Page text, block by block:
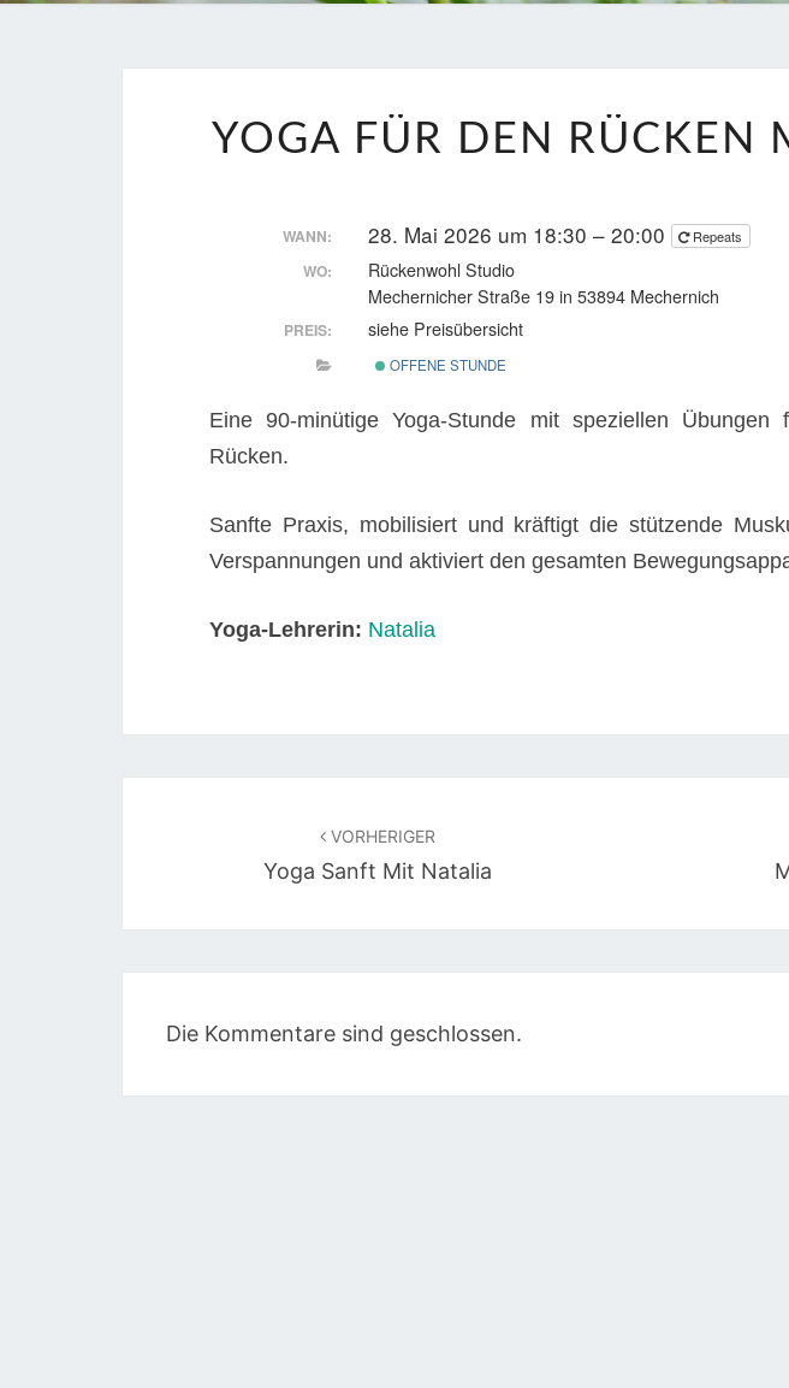
FÜR
MIT
NATALIA
YOGA FÜR DEN RÜCKEN
WANN: 28. Mai 2026 um 18:30 – 20:00 Repeats
WO:
Rückenwohl Studio
Mechernicher Straße 19 in 53894 Mechernich
PREIS: siehe Preisübersicht
OFFENE STUNDE
Eine 90-minütige Yoga-Stunde mit speziellen Übungen
Rücken.
Sanfte Praxis, mobilisiert und kräftigt die stützende
Verspannungen und aktiviert den gesamten
Yoga-Lehrerin: Natalia
VORHERIGER
Yoga Sanft Mit Natalia
Die Kommentare sind geschlossen.